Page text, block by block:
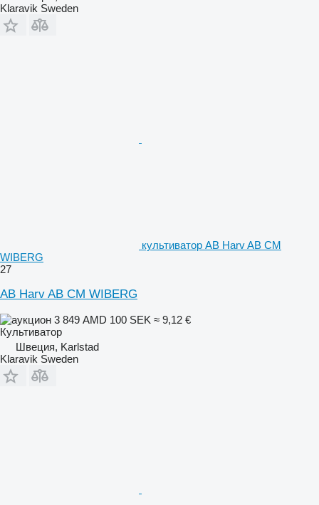
Klaravik Sweden
культиватор AB Harv AB CM
WIBERG
27
AB Harv AB CM WIBERG
3 849 AMD 100 SEK ≈ 9,12 €
Культиватор
Швеция, Karlstad
Klaravik Sweden